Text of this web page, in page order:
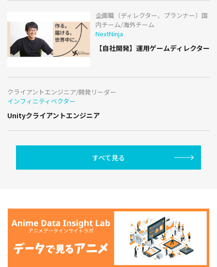
企画職（ディレクター、プランナー）国
内チーム/海外チーム
NextNinja
【自社開発】運用ゲームディレクター
クライアントエンジニア/開発リーダー
インフィニティベクター
Unityクライアントエンジニア
すべて見る